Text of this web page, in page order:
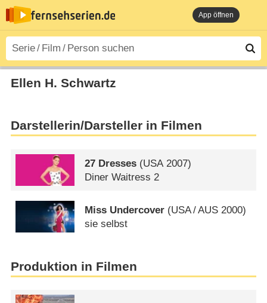
App öffnen
Ellen H. Schwartz
Darstellerin/Darsteller in Filmen
27 Dresses (USA 2007)
Diner Waitress 2
Miss Undercover (USA/AUS 2000)
sie selbst
Produktion in Filmen